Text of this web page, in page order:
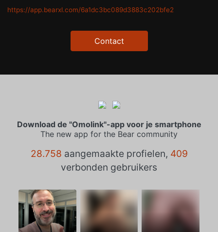
https://app.bearxl.com/6a1dc3bc089d3883c202bfe2
Contact
Download de "Omolink"-app voor je smartphone
The new app for the Bear community
28.758 aangemaakte profielen, 409
verbonden gebruikers